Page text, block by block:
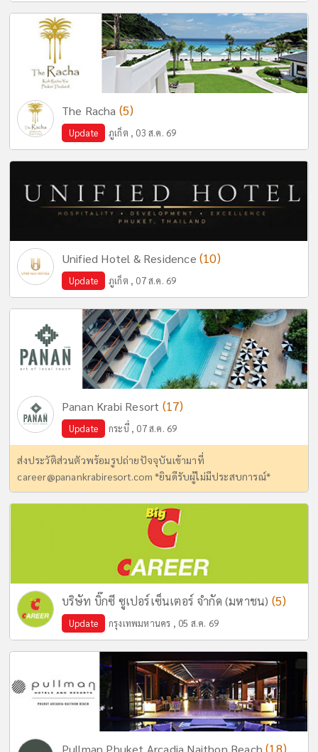
The Racha (5)
Update ภูเก็ต , 03 ส.ค. 69
Unified Hotel & Residence (10)
Update ภูเก็ต , 07 ส.ค. 69
Panan Krabi Resort (17)
Update กระบี่ , 07 ส.ค. 69
ส่งประวัติส่วนตัวพร้อมรูปถ่ายปัจจุบันเข้ามาที่
career@panankrabiresort.com *ยินดีรับผู้ไม่มีประสบการณ์*
บริษัท บิ๊กซี ซูเปอร์เซ็นเตอร์ จำกัด (มหาชน) (5)
Update กรุงเทพมหานคร , 05 ส.ค. 69
Pullman Phuket Arcadia Naithon Beach(18)